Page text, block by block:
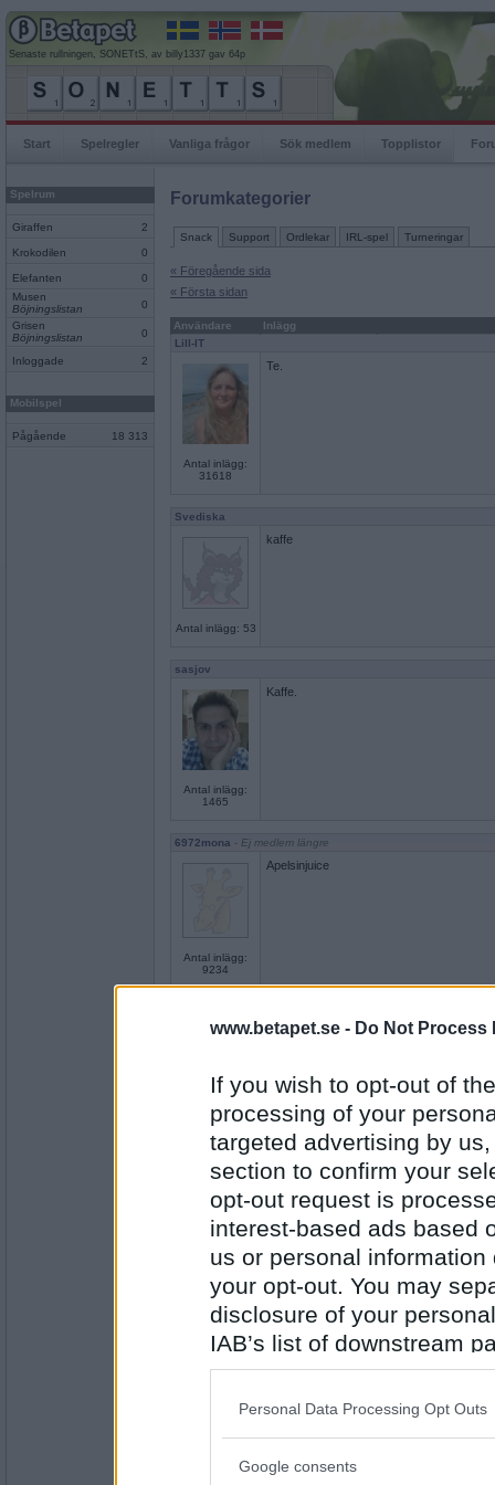
www.betapet.se - Do Not Process
If you wish to opt-out of
processing of your
targeted advertising by
section to confirm your
opt-out request is
interest-based ads based
us or personal
your opt-out. You may
disclosure of your
IAB’s list of downstream
also be disclosed by us
Downstream Participants
Please note that this
Personal Data Processing Opt Outs
Google consents
Senaste rullningen, SONETtS, av billy1337 gav 64p
Start Spelregler Vanliga frågor Sök medlem Topplistor
Spelrum
Giraffen 2
Krokodilen 0
Elefanten
0
Musen
Böjningslistan
0
Grisen
Böjningslistan
0
Inloggade 2
Mobilspel
Pågående 18 313
Forumkategorier
Snack Support Ordlekar IRL-spel Turneringar
« Föregående sida
« Första sidan
Användare
Inlägg
Lill-IT
Antal inlägg:
31618
Te.
Svediska
Antal inlägg: 53
kaffe
sasjov
Antal inlägg:
1465
Kaffe.
6972mona - Ej medlem längre
Antal inlägg:
9234
Apelsinjuice
8354
Kaffe
Antal inlägg:
13194
Kaffe
Antal inlägg:
Kaffe med mjölk